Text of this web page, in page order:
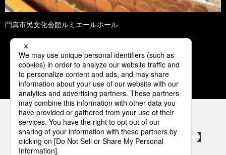
門真市民文化会館ルミエールホール
1 2 3 4 5
パナソニックの電気設備 SNSアカウント